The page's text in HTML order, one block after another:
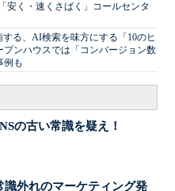
安く・速くさばく」コールセンタ
する、AI検索を味方にする「10のヒ
ンハウスでは「コンバージョン数
例も
の古い常識を疑え！
識外れのマーケティング発